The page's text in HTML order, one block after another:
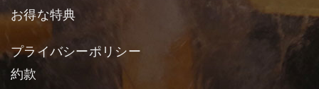
お得な特典
プライバシーポリシー
約款